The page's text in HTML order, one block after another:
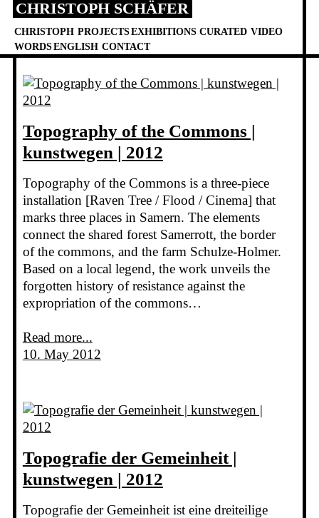
Skip
content
CHRISTOPH SCHÄFER
CHRISTOPH PROJECTSEXHIBITIONS CURATED VIDEO
WORDSENGLISH CONTACT
Topography of the Commons |
kunstwegen | 2012
Topography of the Commons is a three-piece
installation [Raven Tree / Flood / Cinema] that
marks three places in Samern. The elements
connect the shared forest Samerrott, the border
of the commons, and the farm Schulze-Holmer.
Based on a local legend, the work unveils the
forgotten history of resistance against the
expropriation of the commons…
Read more...
10. May 2012
Topografie der Gemeinheit |
kunstwegen | 2012
Topografie der Gemeinheit ist eine dreiteilige